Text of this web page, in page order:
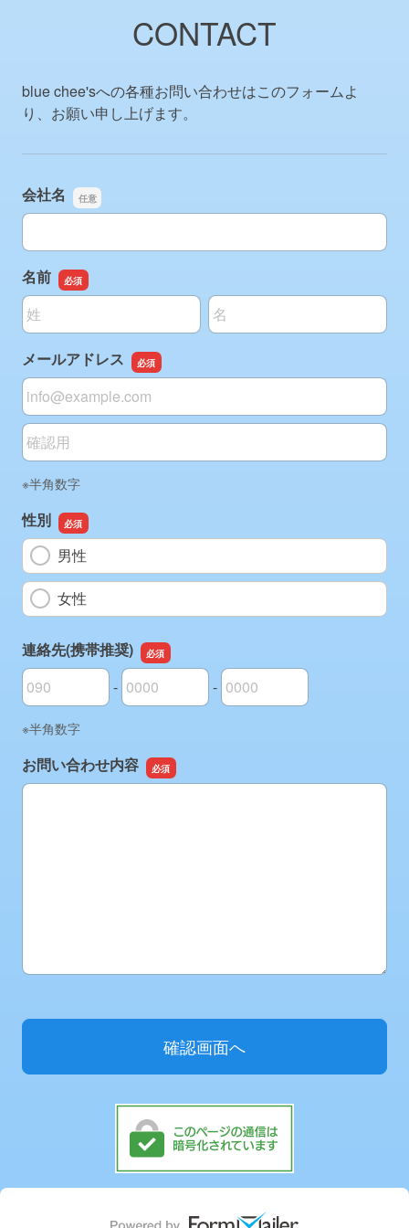
CONTACT
blue chee'sへの各種お問い合わせはこのフォームよ
り、お願い申し上げます。
会社名
会社名
名前
名前の姓
名前の名
メールアドレス
メールアドレス
メールアドレスの確認用
※半角数字
性別
男性
女性
連絡先(携帯推奨)
連絡先(携帯推奨)の市外局番
-
連絡先(携帯推奨)の市内局番 -
連絡先(携帯推奨)の加入者番号
※半角数字
お問い合わせ内容
お問い合わせ内容